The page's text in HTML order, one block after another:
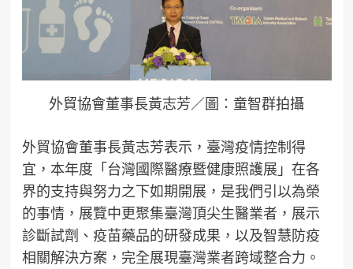
外貿協會董事長黃志芳／圖：童智群拍攝
外貿協會董事長黃志芳表示，臺灣疫情控制得
宜，本年度「台灣國際醫療暨健康照護展」在各
界的支持與努力之下如期開展，是我們引以為榮
的事情，展覽中更聚集臺灣頂尖生醫業者，展示
診斷試劑、疫苗藥品的研發成果，以及智慧防疫
相關解決方案，完全展現臺灣業者跨域整合力。